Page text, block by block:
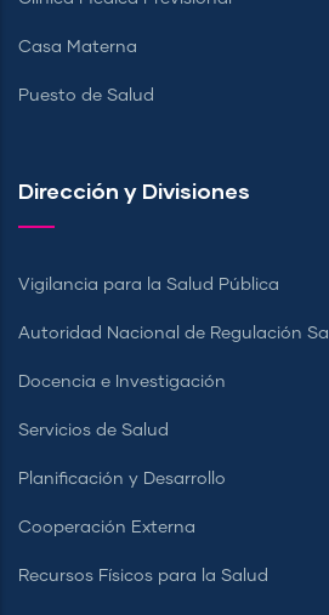
Casa Materna
Puesto de Salud
Dirección y Divisiones
Vigilancia para la Salud Pública
Autoridad Nacional de Regulación
Docencia e Investigación
Servicios de Salud
Planificación y Desarrollo
Cooperación Externa
Recursos Físicos para la Salud